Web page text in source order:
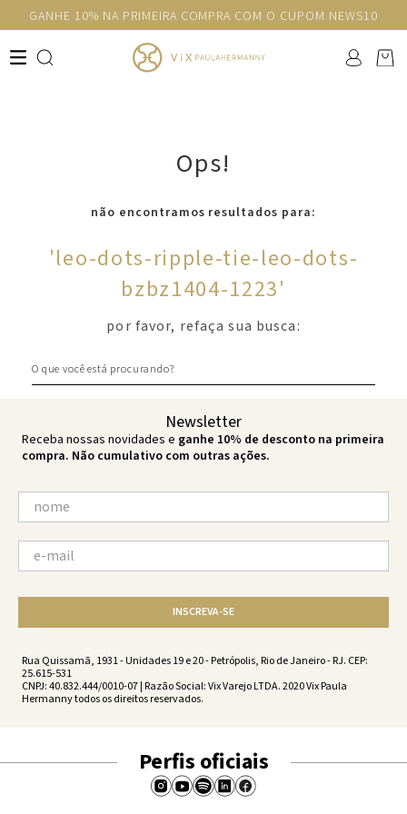
GANHE 10% NA PRIMEIRA COMPRA COM O CUPOM NEWS10
Ops!
não encontramos resultados para:
'leo-dots-ripple-tie-leo-dots-
bzbz1404-1223'
por favor, refaça sua busca:
Newsletter
Receba nossas novidades e ganhe 10% de desconto na primeira
compra. Não cumulativo com outras ações.
INSCREVA-SE
Rua Quissamã, 1931 - Unidades 19 e 20 - Petrópolis, Rio de Janeiro - RJ. CEP:
25.615-531
CNPJ: 40.832.444/0010-07 | Razão Social: Vix Varejo LTDA. 2020 Vix Paula
Hermanny todos os direitos reservados.
Perfis oficiais